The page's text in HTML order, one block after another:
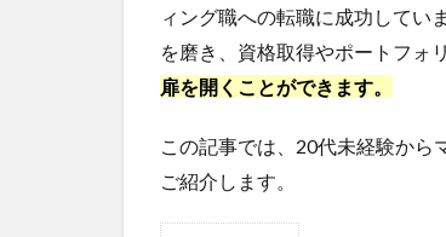
ィング職への転職に成功してい
を磨き、資格取得やポートフォ
扉を開くことができます。
この記事では、20代未経験か
ご紹介します。